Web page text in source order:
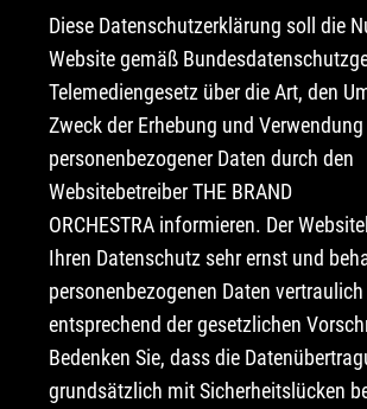
Diese Datenschutzerklärung soll die
Website gemäß
Telemediengesetz über die Art, den
Zweck der Erhebung und Verwendung
personenbezogener Daten durch den
Websitebetreiber THE BRAND
ORCHESTRA informieren. Der
Ihren Datenschutz sehr ernst und
personenbezogenen Daten
entsprechend der gesetzlichen
Bedenken Sie, dass die
grundsätzlich mit Sicherheitslücken